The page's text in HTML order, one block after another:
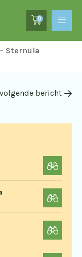
0
Sternula
bericht